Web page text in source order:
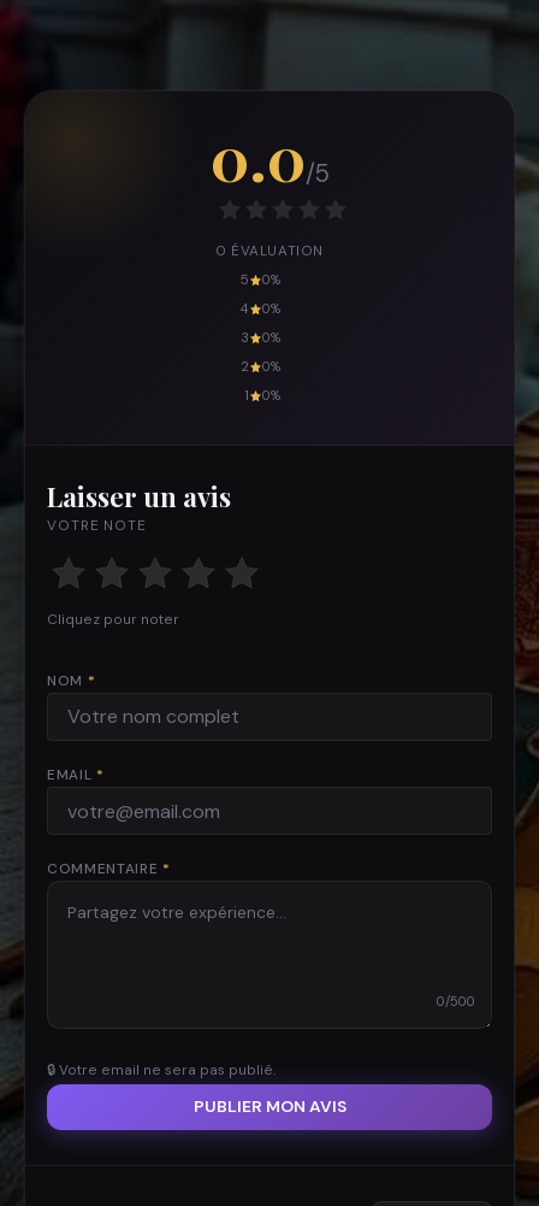
0.0/5
0 ÉVALUATION
5
0%
4 0%
3 0%
2 0%
1 0%
Laisser un avis
VOTRE NOTE
Cliquez pour noter
NOM *
EMAIL *
COMMENTAIRE *
0/500
🔒 Votre email ne sera pas publié.
PUBLIER MON AVIS